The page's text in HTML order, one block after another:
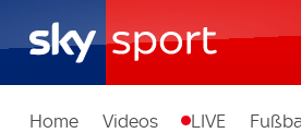
Home Videos LIVE